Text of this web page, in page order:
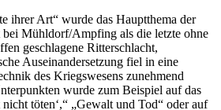
ihrer Art“ wurde das Hauptthema der
bei Mühldorf/Ampfing als die letzte ohne
geschlagene Ritterschlacht,
Auseinandersetzung fiel in eine
des Kriegswesens zunehmend
wurde zum Beispiel auf das
töten‘,“ „Gewalt und Tod“ oder auf